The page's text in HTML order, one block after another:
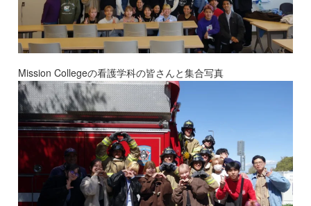
Mission Collegeの看護学科の皆さんと集合写真